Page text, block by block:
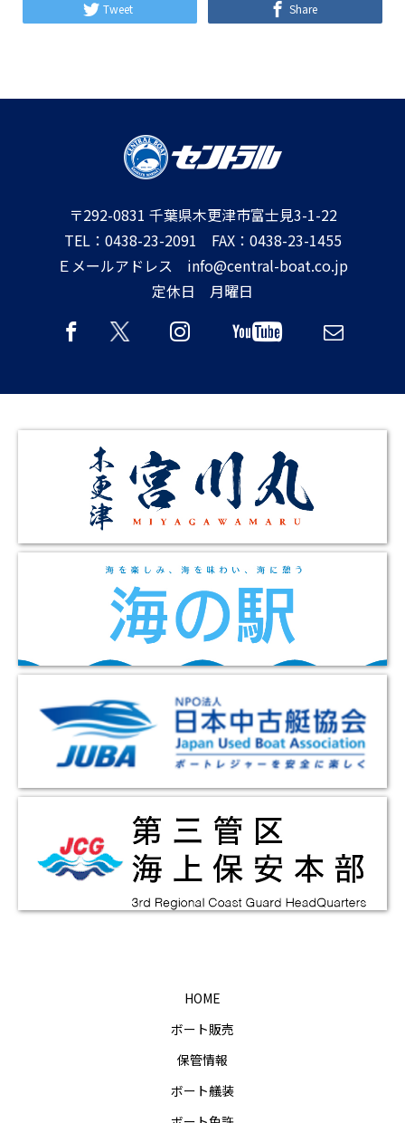
Tweet Share
〒292-0831 千葉県木更津市富士見3-1-22
TEL：0438-23-2091 FAX：0438-23-1455
Ｅメールアドレス info@central-boat.co.jp
定休日 月曜日
HOME
ボート販売
保管情報
ボート艤装